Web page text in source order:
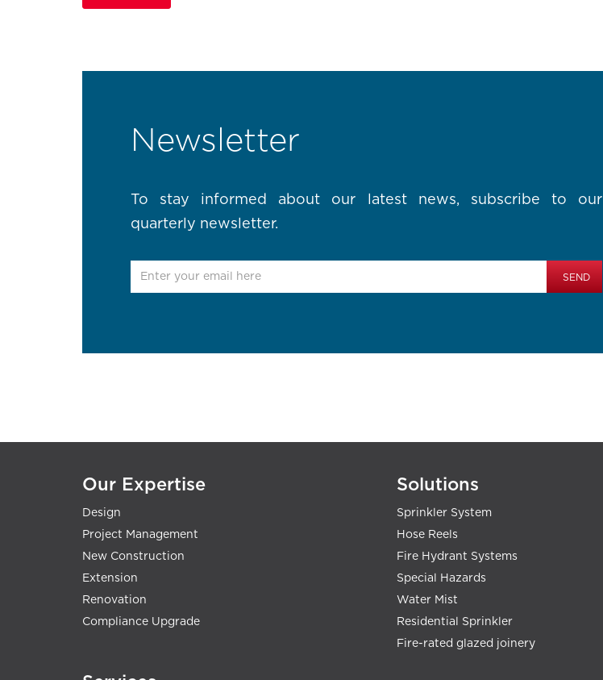
Newsletter
To stay informed about our latest news, subscribe to our
quarterly newsletter.
Our Expertise
Design
Project Management
New Construction
Extension
Renovation
Compliance Upgrade
Solutions
Sprinkler System
Hose Reels
Fire Hydrant Systems
Special Hazards
Water Mist
Residential Sprinkler
Fire-rated glazed joinery